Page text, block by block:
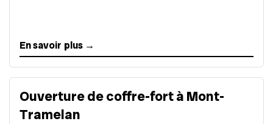
En savoir plus →
Ouverture de coffre-fort à Mont-
Tramelan